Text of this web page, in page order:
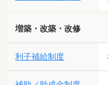
増築・改築・改修
利子補給制度